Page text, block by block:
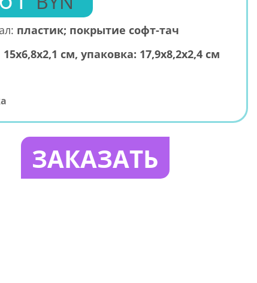
пластик; покрытие софт-тач
15х6,8х2,1 см, упаковка: 17,9х8,2х2,4 см
ЗАКАЗАТЬ